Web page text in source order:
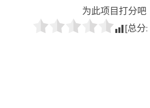
为此项目打分吧
[总分: